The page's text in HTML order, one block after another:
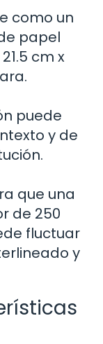
como un
papel
cm x
puede
y de
que una
de 250
fluctuar
y